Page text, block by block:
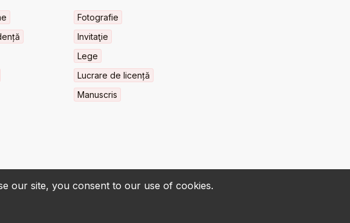
our site, you consent to our use of cookies.
Fotografie
Invitaţie
Lege
Lucrare de licență
Manuscris